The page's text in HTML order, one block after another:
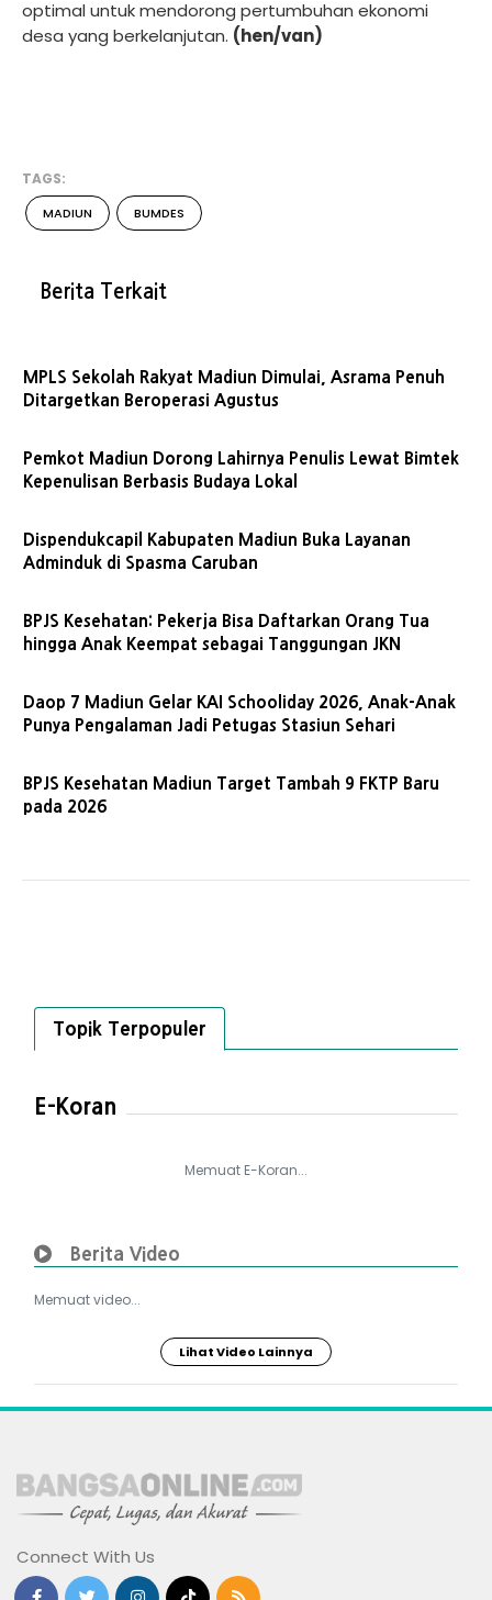
optimal untuk mendorong pertumbuhan ekonomi
desa yang berkelanjutan. (hen/van)
TAGS:
MADIUN BUMDES
Berita Terkait
MPLS Sekolah Rakyat Madiun Dimulai, Asrama Penuh
Ditargetkan Beroperasi Agustus
Pemkot Madiun Dorong Lahirnya Penulis Lewat Bimtek
Kepenulisan Berbasis Budaya Lokal
Dispendukcapil Kabupaten Madiun Buka Layanan
Adminduk di Spasma Caruban
BPJS Kesehatan: Pekerja Bisa Daftarkan Orang Tua
hingga Anak Keempat sebagai Tanggungan JKN
Daop 7 Madiun Gelar KAI Schooliday 2026, Anak-Anak
Punya Pengalaman Jadi Petugas Stasiun Sehari
BPJS Kesehatan Madiun Target Tambah 9 FKTP Baru
pada 2026
Topik Terpopuler
E-Koran
Memuat E-Koran...
Berita Video
Memuat video...
Lihat Video Lainnya
Connect With Us